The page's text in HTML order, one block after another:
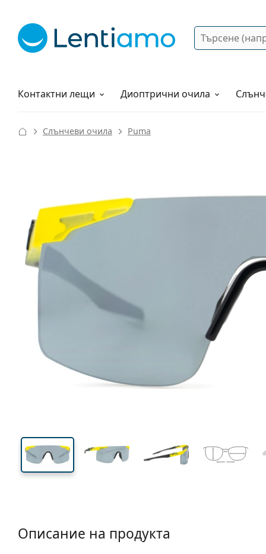
Търсене
Контактни лещи
Разтвори Диоптрични очила
Как да поръчам?
Слънчеви очила Puma
Височина на стъклото Ширина на стъклото
Ширина
на
Описание на продукта